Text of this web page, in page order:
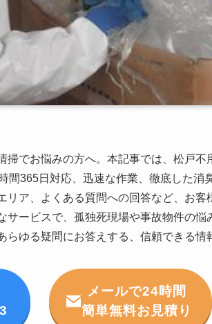
掃でお悩みの方へ。本記事では、松戸
間365日対応、迅速な作業、徹底した消
リア、よくある質問への回答など、お
サービスで、孤独死現場や事故物件の
ゆる疑問にお答えする、信頼できる情
メールで24時間
簡単無料お見積り